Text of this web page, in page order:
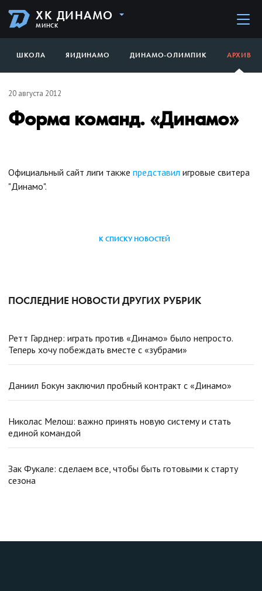
ХК ДИНАМО
МИНСК
ШКОЛА ЯИДИНАМО ДИНАМО-ОЛИМПИК АРХИВ
20 августа 2012
Форма команд. «Динамо»
Официальный сайт лиги также представил игровые свитера
"Динамо".
К СПИСКУ НОВОСТЕЙ
ПОСЛЕДНИЕ НОВОСТИ ДРУГИХ РУБРИК
Ретт Гарднер: играть против «Динамо» было непросто.
Теперь хочу побеждать вместе с «зубрами»
Даниил Бокун заключил пробный контракт с «Динамо»
Николас Мелош: важно принять новую систему и стать
единой командой
Зак Фукале: сделаем все, чтобы быть готовыми к старту
сезона